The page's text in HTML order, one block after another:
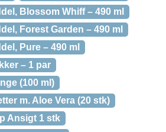
Blossom Whiff – 490 ml
Forest Garden – 490 ml
Pure – 490 ml
– 1 par
(100 ml)
m. Aloe Vera (20 stk)
Ansigt 1 stk